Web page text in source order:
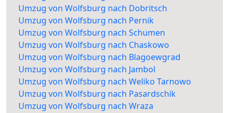
Umzug von Wolfsburg nach Dobritsch
Umzug von Wolfsburg nach Pernik
Umzug von Wolfsburg nach Schumen
Umzug von Wolfsburg nach Chaskowo
Umzug von Wolfsburg nach Blagoewgrad
Umzug von Wolfsburg nach Jambol
Umzug von Wolfsburg nach Weliko Tarnowo
Umzug von Wolfsburg nach Pasardschik
Umzug von Wolfsburg nach Wraza